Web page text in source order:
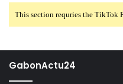
This section requries the TikTok
GabonActu24